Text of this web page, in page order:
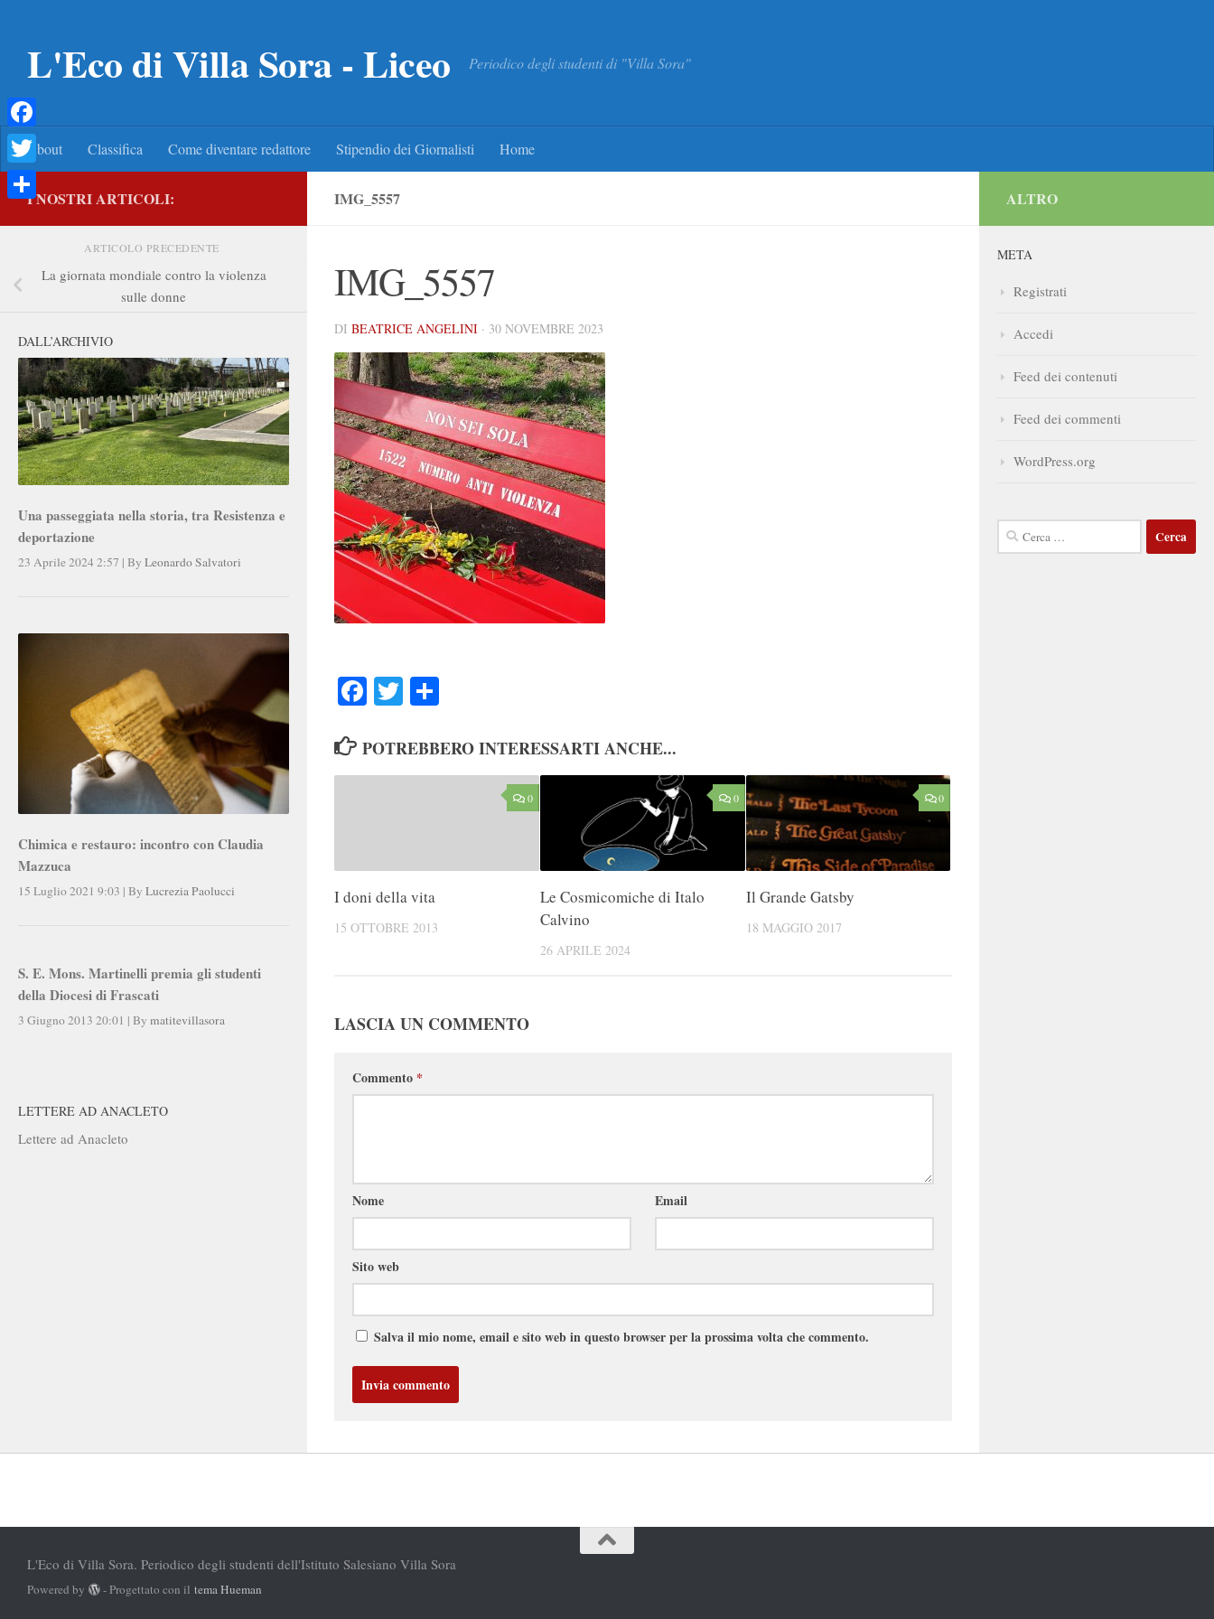
L'Eco di Villa Sora - Liceo Periodico degli studenti di "Villa Sora"
About Classifica Come diventare redattore Stipendio dei Giornalisti Home
IMG_5557
IMG_5557
DI BEATRICE ANGELINI · 30 NOVEMBRE 2023
FacebookTwitter
POTREBBERO INTERESSARTI ANCHE...
0
I doni della vita
15 OTTOBRE 2013
0
Le Cosmicomiche di Italo
Calvino
26 APRILE 2024
0
Il Grande Gatsby
18 MAGGIO 2017
LASCIA UN COMMENTO
Commento *
Nome Email
Sito web
Salva il mio nome, email e sito web in questo browser per la prossima volta che commento.
I NOSTRI ARTICOLI:
ARTICOLO PRECEDENTE
La giornata mondiale contro la violenza
sulle donne
DALL’ARCHIVIO
Una passeggiata nella storia, tra Resistenza e
deportazione
23 Aprile 2024 2:57 | By Leonardo Salvatori
Chimica e restauro: incontro con Claudia
Mazzuca
15 Luglio 2021 9:03 | By Lucrezia Paolucci
S. E. Mons. Martinelli premia gli studenti
della Diocesi di Frascati
3 Giugno 2013 20:01 | By matitevillasora
LETTERE AD ANACLETO
Lettere ad Anacleto
ALTRO
META
Registrati
Accedi
Feed dei contenuti
Feed dei commenti
WordPress.org
Ricerca
per:
L'Eco di Villa Sora. Periodico degli studenti dell'Istituto Salesiano Villa Sora
Powered by - Progettato con iltema Hueman
Facebook
Twitter